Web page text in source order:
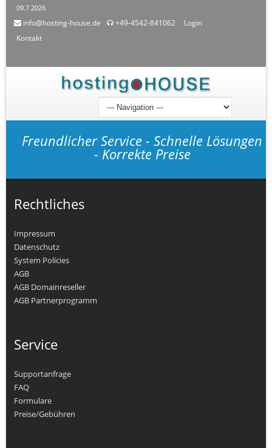
09.7.2026
info@hosting-house.de +49-4542-841062
Login
Kontakt
Freundlicher Service - Schnelle Lösungen
- Korrekte Preise
Rechtliches
Impressum
Datenschutz
System Policies
AGB
AGB Domainreseller
AGB Partnerprogramm
Service
Supportanfrage
FAQ
Formulare
Preise/Gebühren